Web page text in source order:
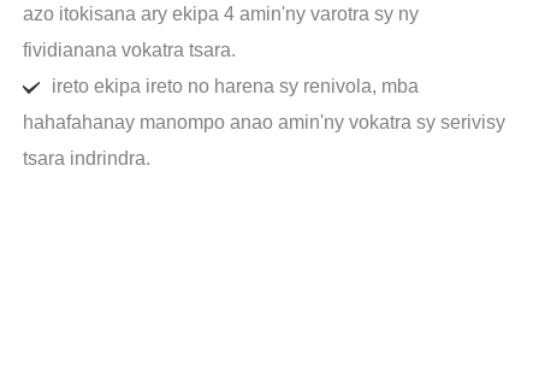
azo itokisana ary ekipa 4 amin'ny varotra sy ny
fividianana vokatra tsara.
ireto ekipa ireto no harena sy renivola, mba
hahafahanay manompo anao amin'ny vokatra sy serivisy
tsara indrindra.